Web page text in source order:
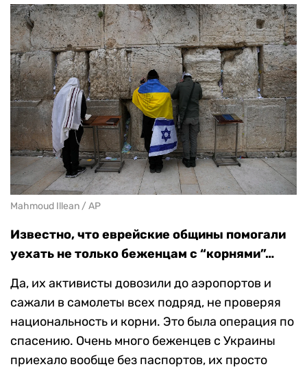
Mahmoud Illean / AP
Известно, что еврейские общины помогали
уехать не только беженцам с “корнями”…
Да, их активисты довозили до аэропортов и
сажали в самолеты всех подряд, не проверяя
национальность и корни. Это была операция по
спасению. Очень много беженцев с Украины
приехало вообще без паспортов, их просто